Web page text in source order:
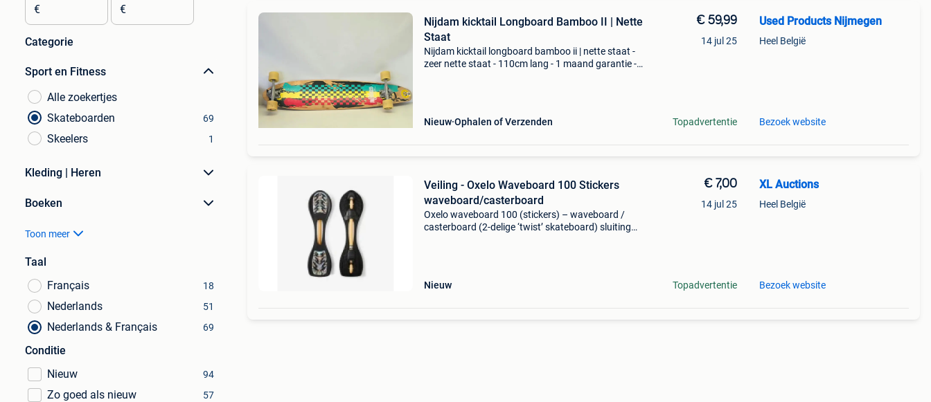
€ €
Categorie
Sport en Fitness
Alle zoekertjes
Skateboarden
69
Skeelers 1
Kleding | Heren
Boeken
Toon meer
Taal
Français
18
Nederlands 51
Nederlands & Français 69
Conditie
Nieuw
94
Zo goed als nieuw 57
Nijdam kicktail Longboard Bamboo II | Nette
Staat
Nijdam kicktail longboard bamboo ii | nette staat -
zeer nette staat - 110cm lang - 1 maand garantie -
Nieuw Ophalen of Verzenden
€ 59,99
14 jul 25
Topadvertentie
Used Products Nijmegen
Heel België
Bezoek website
Veiling - Oxelo Waveboard 100 Stickers
waveboard/casterboard
Oxelo waveboard 100 (stickers) – waveboard /
casterboard (2-delige ‘twist’ skateboard) sluiting
Nieuw
€ 7,00
14 jul 25
Topadvertentie
XL Auctions
Heel België
Bezoek website